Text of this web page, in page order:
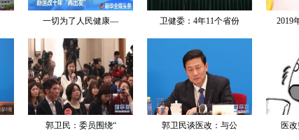
一切为了人民健康— 卫健委：4年11个省份 2019
郭卫民：委员围绕“ 郭卫民谈医改：与公 医